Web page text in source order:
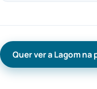
Quer ver a Lagom na